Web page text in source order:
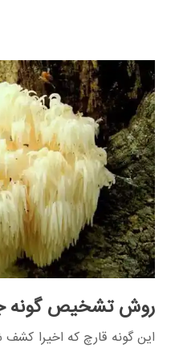
روش تشخیص گونه
این گونه قارچ که اخیرا